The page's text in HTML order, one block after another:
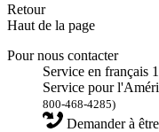
Retour
Haut de la page
Pour nous contacter
Service en français
Service pour
800-468-4285)
Demander à